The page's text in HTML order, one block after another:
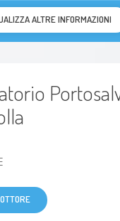
ALTRE INFORMAZIONI